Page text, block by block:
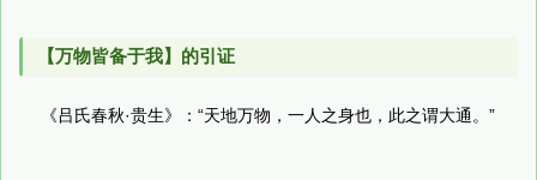
【万物皆备于我】的引证
《吕氏春秋·贵生》：“天地万物，一人之身也，此之谓大通。”